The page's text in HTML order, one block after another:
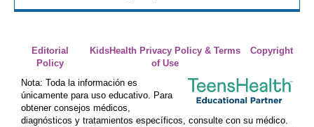
Editorial
Policy
KidsHealth Privacy Policy & Terms
of Use
Copyright
Nota: Toda la información es
únicamente para uso educativo. Para
obtener consejos médicos,
diagnósticos y tratamientos específicos, consulte con su médico.